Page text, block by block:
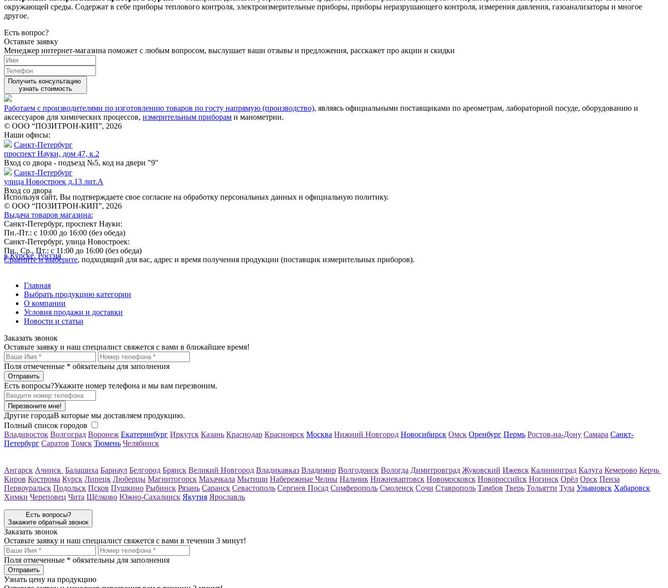
окружающей среды. Содержат в себе приборы теплового контроля, электроизмерительные приборы, приборы неразрушающего контроля, измерения давления, газоанализаторы и многое
другое.
Есть вопрос?
Оставьте заявку
Менеджер интернет-магазина поможет с любым вопросом, выслушает ваши отзывы и предложения, расскажет про акции и скидки
Получить консультацию
узнать стоимость
Работаем с производителями по изготовлению товаров по госту напрямую (производство), являясь официальными поставщиками по ареометрам, лабораторной посуде, оборудованию и
аксессуаров для химических процессов, измерительным приборам и манометрии.
© ООО “ПОЗИТРОН-КИП”, 2026
Наши офисы:
Санкт-Петербург
проспект Науки, дом 47, к.2
Вход со двора - подъезд №5, код на двери "9"
Санкт-Петербург
улица Новостроек д.13 лит.А
Вход со двора
Используя сайт, Вы подтверждаете свое согласие на обработку персональных данных и официальную политику.
© ООО “ПОЗИТРОН-КИП”, 2026
Выдача товаров магазина:
Санкт-Петербург, проспект Науки:
Пн.-Пт.: с 10:00 до 16:00 (без обеда)
Санкт-Петербург, улица Новостроек:
Пн., Ср., Пт.: с 11:00 до 16:00 (без обеда)
Сравните и выберите, подходящий для вас, адрес и время получения продукции (поставщик измерительных приборов).
в Курске, Россия
Главная
Выбрать продукцию категории
О компании
Условия продажи и доставки
Новости и статьи
Заказать звонок
Оставьте заявку и наш специалист свяжется с вами в ближайшее время!
Поля отмеченные * обязательны для заполнения
Есть вопросы?Укажите номер телефона и мы вам перезвоним.
Перезвоните мне!
Другие городаВ которые мы доставляем продукцию.
Полный список городов
Владивосток Волгоград Воронеж Екатеринбург Иркутск Казань Краснодар Красноярск Москва Нижний Новгород Новосибирск Омск Оренбург Пермь Ростов-на-Дону Самара Санкт-
Петербург Саратов Томск Тюмень Челябинск
Ангарск Ачинск Балашиха Барнаул Белгород Брянск Великий Новгород Владикавказ Владимир Волгодонск Вологда Димитровград Жуковский Ижевск Калининград Калуга Кемерово Керчь
Киров Кострома Курск Липецк Люберцы Магнитогорск Махачкала Мытищи Набережные Челны Нальчик Нижневартовск Новомосковск Новороссийск Ногинск Орёл Орск Пенза
Первоуральск Подольск Псков Пушкино Рыбинск Рязань Саранск Севастополь Сергиев Посад Симферополь Смоленск Сочи Ставрополь Тамбов Тверь Тольятти Тула Ульяновск Хабаровск
Химки Череповец Чита Щёлково Южно-Сахалинск Якутия Ярославль
Есть вопросы?
Закажите обратный звонок
Заказать звонок
Оставьте заявку и наш специалист свяжется с вами в течении 3 минут!
Поля отмеченные * обязательны для заполнения
Узнать цену на продукцию